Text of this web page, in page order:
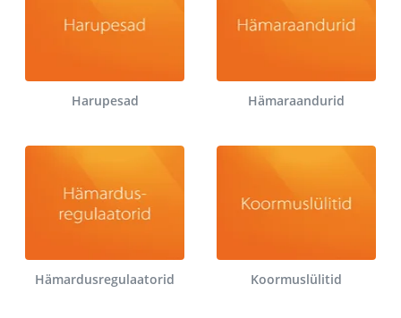
Harupesad Hämaraandurid
Hämardusregulaatorid Koormuslülitid